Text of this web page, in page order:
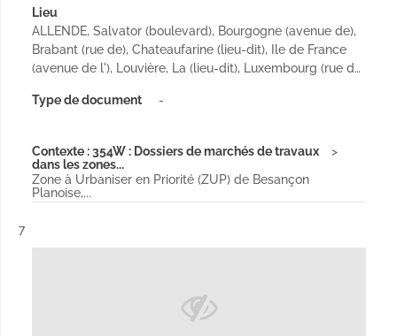
Lieu
ALLENDE, Salvator (boulevard), Bourgogne (avenue de),
Brabant (rue de), Chateaufarine (lieu-dit), Ile de France
(avenue de l'), Louvière, La (lieu-dit), Luxembourg (rue d…
Type de document -
Contexte : 354W : Dossiers de marchés de travaux
dans les zones...
Zone à Urbaniser en Priorité (ZUP) de Besançon
Planoise,...
Résultat n°
7